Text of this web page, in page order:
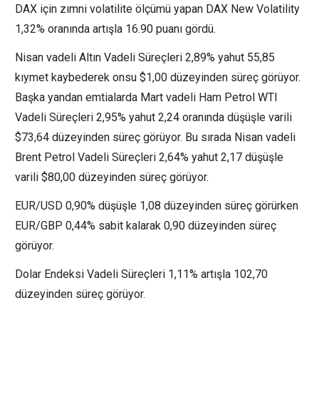
DAX için zımni volatilite ölçümü yapan DAX New Volatility
1,32% oranında artışla 16.90 puanı gördü.
Nisan vadeli Altın Vadeli Süreçleri 2,89% yahut 55,85
kıymet kaybederek onsu $1,00 düzeyinden süreç görüyor.
Başka yandan emtialarda Mart vadeli Ham Petrol WTI
Vadeli Süreçleri 2,95% yahut 2,24 oranında düşüşle varili
$73,64 düzeyinden süreç görüyor. Bu sırada Nisan vadeli
Brent Petrol Vadeli Süreçleri 2,64% yahut 2,17 düşüşle
varili $80,00 düzeyinden süreç görüyor.
EUR/USD 0,90% düşüşle 1,08 düzeyinden süreç görürken
EUR/GBP 0,44% sabit kalarak 0,90 düzeyinden süreç
görüyor.
Dolar Endeksi Vadeli Süreçleri 1,11% artışla 102,70
düzeyinden süreç görüyor.